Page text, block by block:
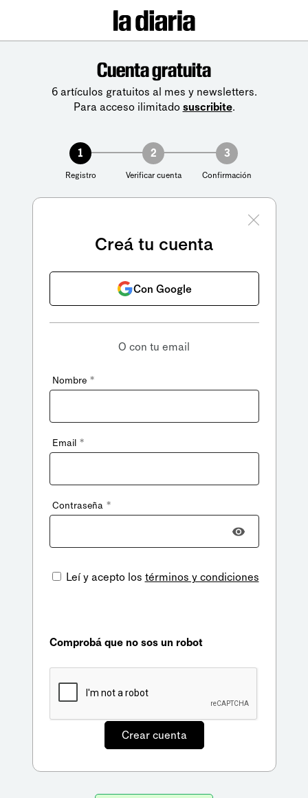
Cuenta gratuita
6 artículos gratuitos al mes y newsletters.
Para acceso ilimitado suscribite.
1
Registro
2
Verificar cuenta
3
Confirmación
Creá tu cuenta
Con Google
O con tu email
Nombre *
Email *
Contraseña *
Leí y acepto los términos y condiciones
Comprobá que no sos un robot